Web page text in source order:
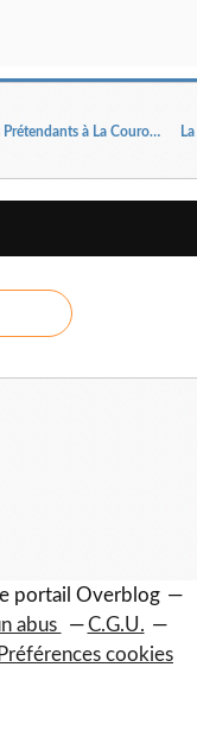
Ordalie de Chrystèle Khodr Librement Inspiré Des Prétendants à La Couronne d’Henrik Ibsen Conception écriture et mise en scène de Chrystèle Khodr
portail Overblog
abus
C.G.U.
Préférences cookies